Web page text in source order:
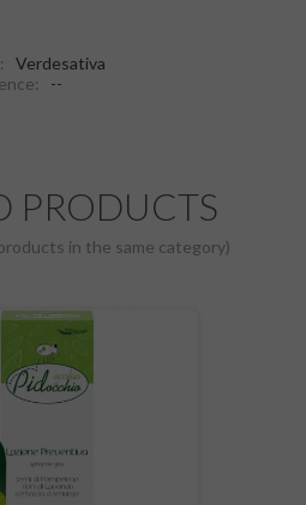
Verdesativa
--
PRODUCTS
in the same category)